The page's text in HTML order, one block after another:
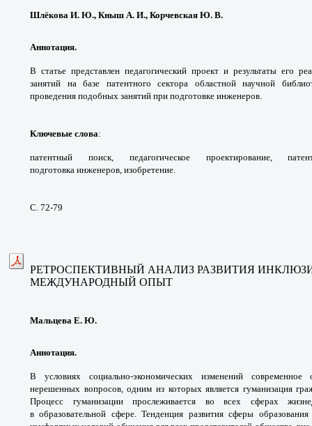
Шлёкова И. Ю., Кныш А. И., Корчевская Ю. В.
Аннотация.
В статье представлен педагогический проект и результаты его
занятий на базе патентного сектора областной научной
проведения подобных занятий при подготовке инженеров.
Ключевые слова:
патентный поиск, педагогическое проектирование,
подготовка инженеров, изобретение.
С. 72-79
РЕТРОСПЕКТИВНЫЙ АНАЛИЗ РАЗВИТИЯ
МЕЖДУНАРОДНЫЙ ОПЫТ
Мальцева Е. Ю.
Аннотация.
В условиях социально-экономических изменений современное
нерешенных вопросов, одним из которых является гуманизация
Процесс гуманизации прослеживается во всех сферах
вобразовательной сфере. Тенденция развитиясферы